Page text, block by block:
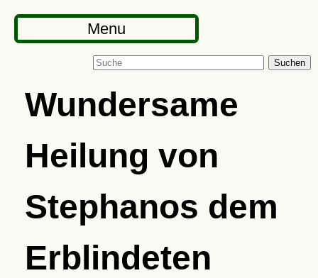
Menu
Suchen
Wundersame
Heilung von
Stephanos dem
Erblindeten